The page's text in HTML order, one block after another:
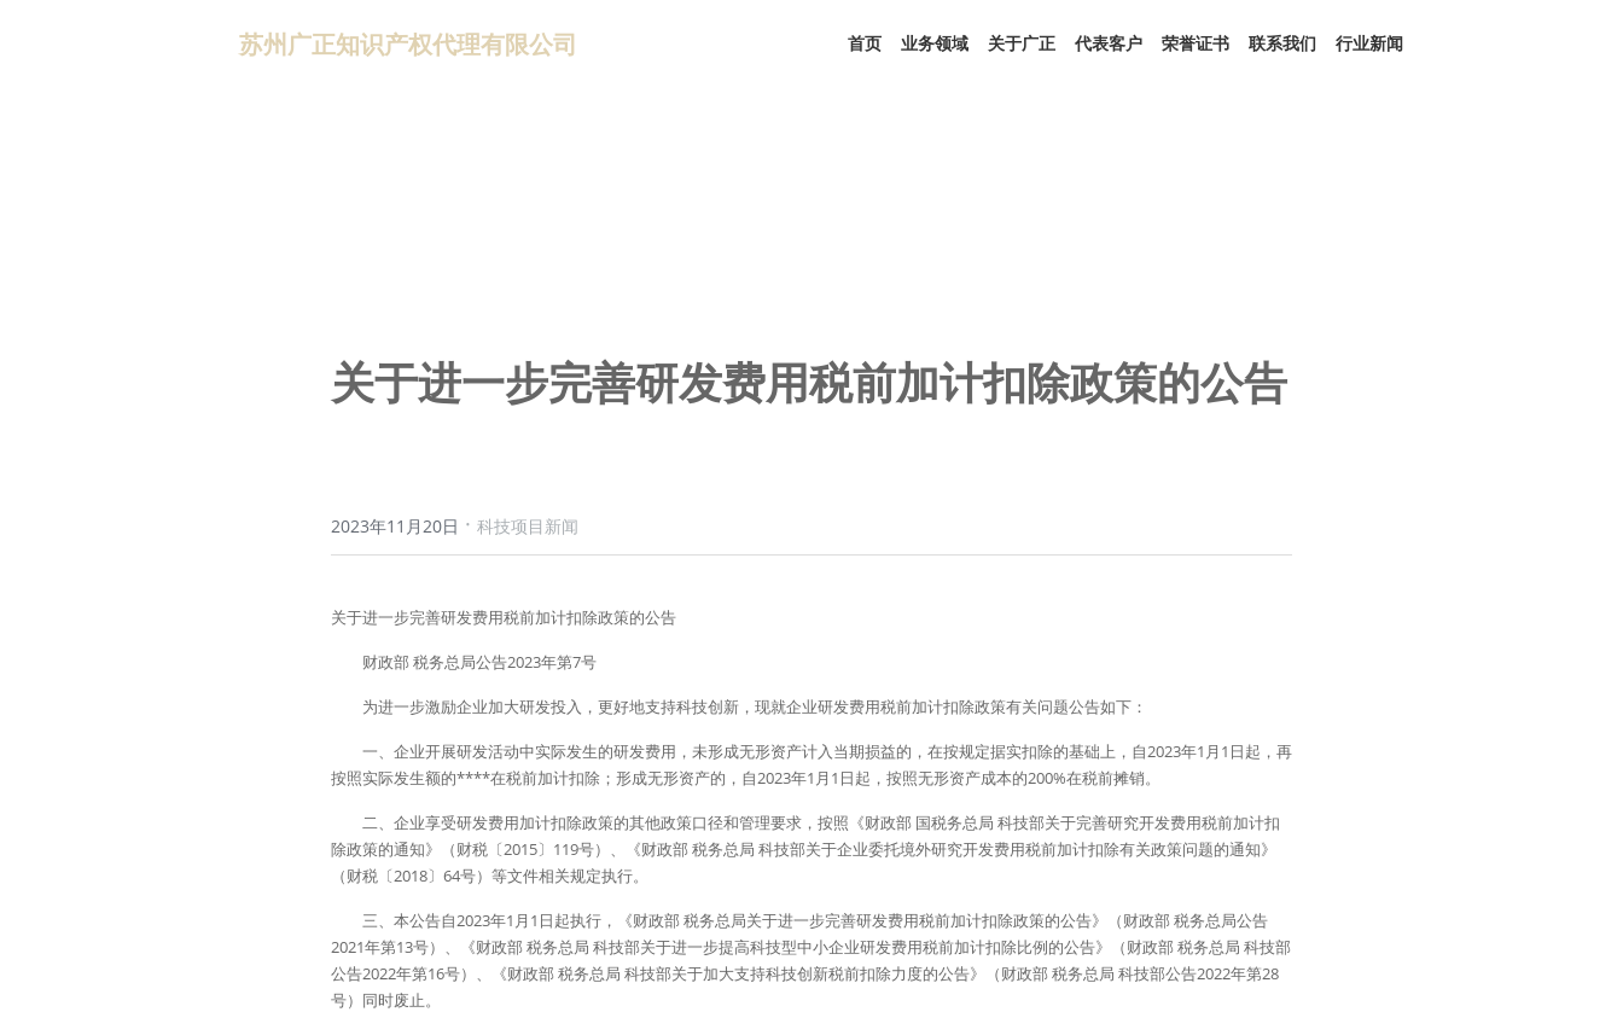
苏州广正知识产权代理有限公司 首页 业务领域 关于广正 代表客户 荣誉证书 联系我们 行业新闻
关于进一步完善研发费用税前加计扣除政策的公告
2023年11月20日 · 科技项目新闻
关于进一步完善研发费用税前加计扣除政策的公告
财政部 税务总局公告2023年第7号
为进一步激励企业加大研发投入，更好地支持科技创新，现就企业研发费用税前加计扣除政策有关问题公告如下：
一、企业开展研发活动中实际发生的研发费用，未形成无形资产计入当期损益的，在按规定据实扣除的基础上，自2023年1月1日起，再
按照实际发生额的****在税前加计扣除；形成无形资产的，自2023年1月1日起，按照无形资产成本的200%在税前摊销。
二、企业享受研发费用加计扣除政策的其他政策口径和管理要求，按照《财政部 国税务总局 科技部关于完善研究开发费用税前加计扣
除政策的通知》（财税〔2015〕119号）、《财政部 税务总局 科技部关于企业委托境外研究开发费用税前加计扣除有关政策问题的通知》
（财税〔2018〕64号）等文件相关规定执行。
三、本公告自2023年1月1日起执行，《财政部 税务总局关于进一步完善研发费用税前加计扣除政策的公告》（财政部 税务总局公告
2021年第13号）、《财政部 税务总局 科技部关于进一步提高科技型中小企业研发费用税前加计扣除比例的公告》（财政部 税务总局 科技部
公告2022年第16号）、《财政部 税务总局 科技部关于加大支持科技创新税前扣除力度的公告》（财政部 税务总局 科技部公告2022年第28
号）同时废止。